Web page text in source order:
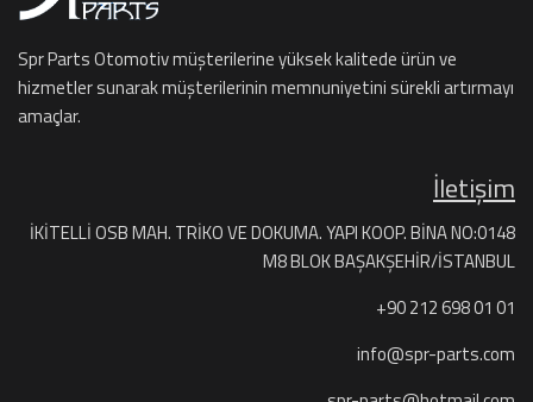
Spr Parts Otomotiv müşterilerine yüksek kalitede ürün ve
hizmetler sunarak müşterilerinin memnuniyetini sürekli artırmayı
amaçlar.
İletişim
İKİTELLİ OSB MAH. TRİKO VE DOKUMA. YAPI KOOP. BİNA NO:0148
M8 BLOK BAŞAKŞEHİR/İSTANBUL
+90 212 698 01 01
info@spr-parts.com